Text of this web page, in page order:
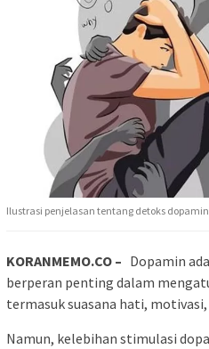
Ilustrasi penjelasan tentang detoks
KORANMEMO.CO – Dopamin
berperan penting dalam
termasuk suasana hati,
Namun, kelebihan stimulasi